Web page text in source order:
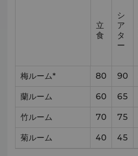
立
食
シ
ア
タ
ー
梅ルーム* 80 90
蘭ルーム 60 65
竹ルーム 70 75
菊ルーム 40 45